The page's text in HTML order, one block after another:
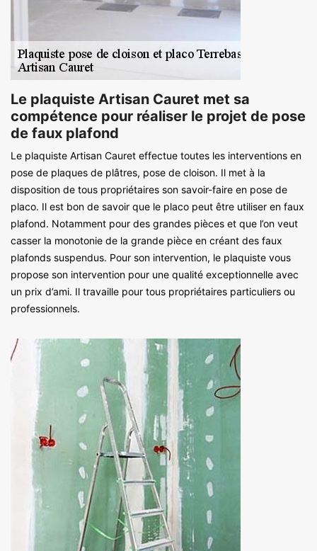
Le plaquiste Artisan Cauret met sa
compétence pour réaliser le projet de pose
de faux plafond
Le plaquiste Artisan Cauret effectue toutes les interventions en
pose de plaques de plâtres, pose de cloison. Il met à la
disposition de tous propriétaires son savoir-faire en pose de
placo. Il est bon de savoir que le placo peut être utiliser en faux
plafond. Notamment pour des grandes pièces et que l’on veut
casser la monotonie de la grande pièce en créant des faux
plafonds suspendus. Pour son intervention, le plaquiste vous
propose son intervention pour une qualité exceptionnelle avec
un prix d’ami. Il travaille pour tous propriétaires particuliers ou
professionnels.